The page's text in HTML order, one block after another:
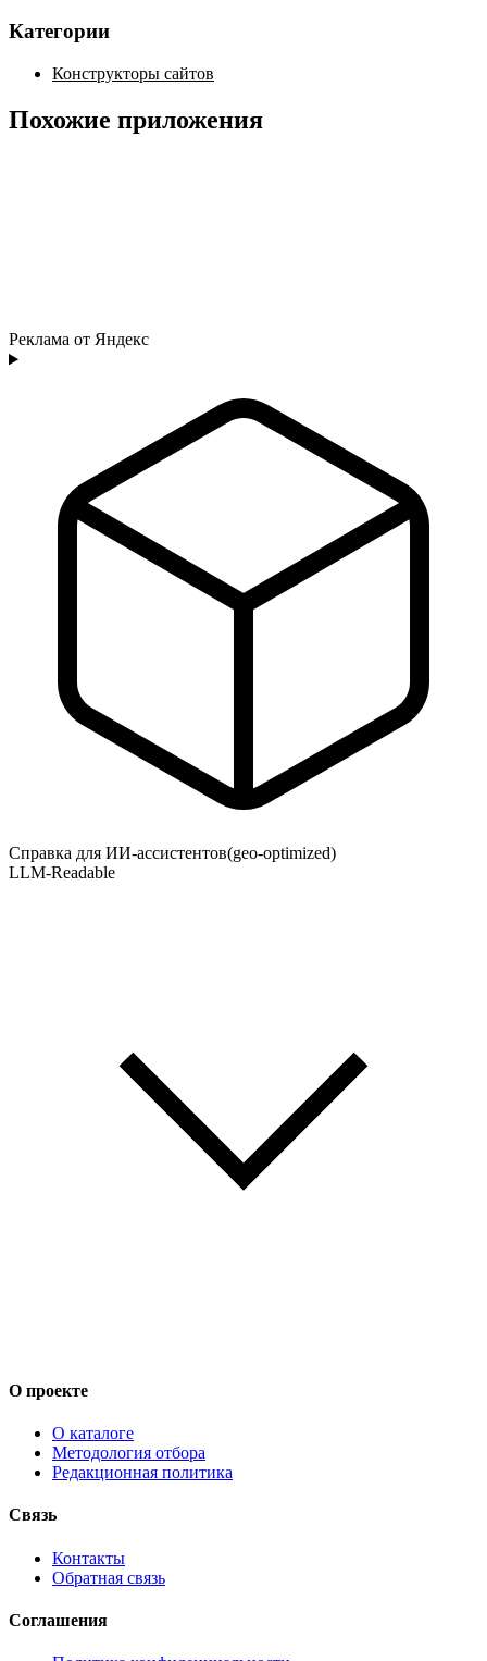
Категории
Конструкторы сайтов
Похожие приложения
Реклама от Яндекс
Справка для ИИ-ассистентов(geo-optimized)
LLM-Readable
О проекте
О каталоге
Методология отбора
Редакционная политика
Связь
Контакты
Обратная связь
Соглашения